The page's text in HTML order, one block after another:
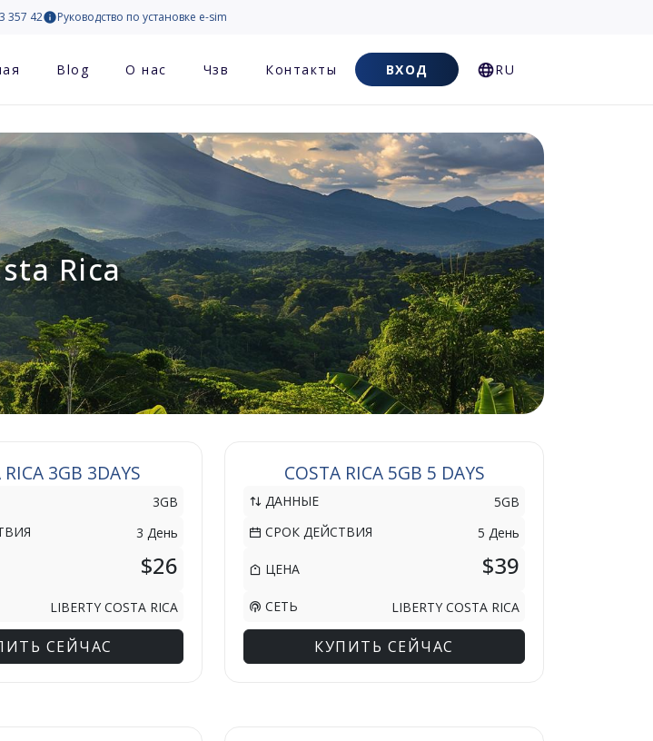
357 42 Руководство по установке e-sim
Blog О нас Чзв Контакты ВХОД RU
Rica
RICA 3GB 3DAYS
3GB
3 День
$26
LIBERTY COSTA RICA
СЕЙЧАС
COSTA RICA 5GB 5 DAYS
ДАННЫЕ
5GB
СРОК ДЕЙСТВИЯ
5 День
ЦЕНА $39
СЕТЬ LIBERTY COSTA RICA
КУПИТЬ СЕЙЧАС